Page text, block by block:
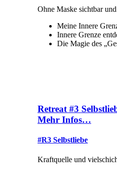
Ohne Maske sichtbar
Meine Innere
Innere Grenze
Die Magie des
Retreat #3
Mehr Infos…
#R3 Selbstliebe
Kraftquelle und